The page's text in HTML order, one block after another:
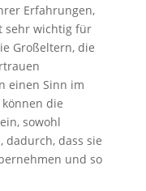
Erfahrungen,
sehr wichtig für
Großeltern, die
einen Sinn im
die
sowohl
dadurch, dass sie
und so